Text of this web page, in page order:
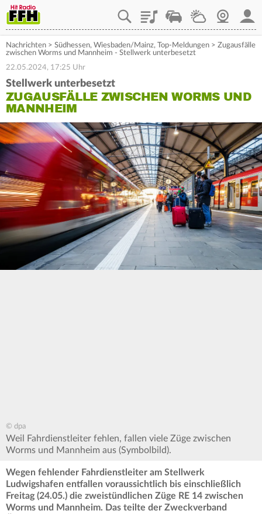
PlaylistStaupilotWetterWebcam
Nachrichten > Südhessen, Wiesbaden/Mainz, Top-Meldungen > Zugausfälle
zwischen Worms und Mannheim - Stellwerk unterbesetzt
22.05.2024, 17:25 Uhr
Stellwerk unterbesetzt
ZUGAUSFÄLLE ZWISCHEN WORMS UND
MANNHEIM
© dpa
Weil Fahrdienstleiter fehlen, fallen viele Züge zwischen
Worms und Mannheim aus (Symbolbild).
Wegen fehlender Fahrdienstleiter am Stellwerk
Ludwigshafen entfallen voraussichtlich bis einschließlich
Freitag (24.05.) die zweistündlichen Züge RE 14 zwischen
Worms und Mannheim. Das teilte der Zweckverband